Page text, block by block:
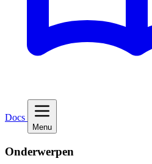
Docs
Menu
Onderwerpen